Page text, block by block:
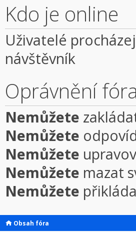
Kdo je online
Uživatelé
návštěvník
Oprávnění fóra
Nemůžete
Nemůžete
Nemůžete
Nemůžete mazat
Nemůžete
Obsah fóra